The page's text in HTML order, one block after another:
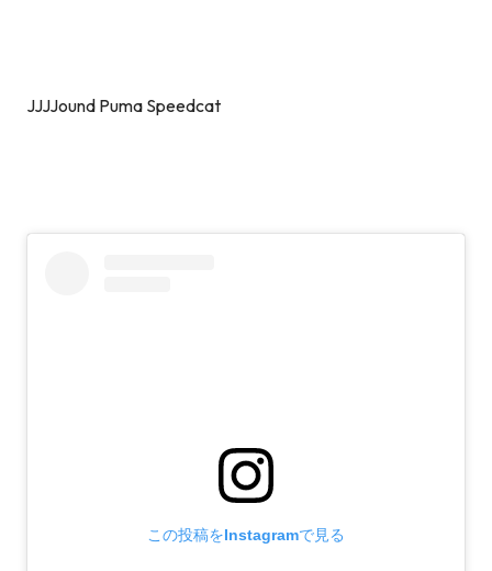
JJJJound Puma Speedcat
この投稿をInstagramで見る